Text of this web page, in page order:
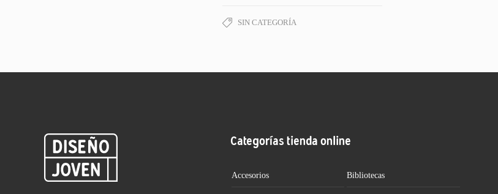
SIN CATEGORÍA
Categorías tienda online
Accesorios Bibliotecas